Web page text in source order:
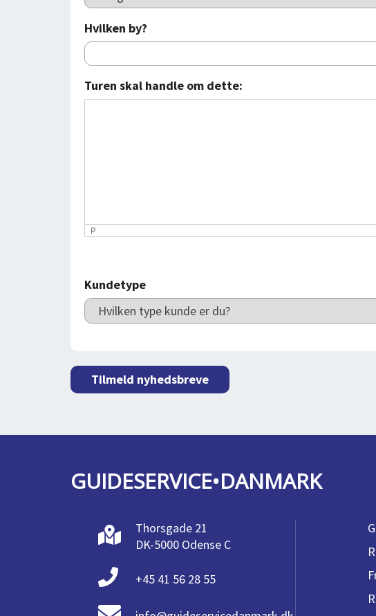
Hvilken by?
Turen skal handle om dette:
P
Kundetype
Tilmeld nyhedsbreve
GUIDESERVICE•DANMARK
Thorsgade 21
DK-5000 Odense C
+45 41 56 28 55